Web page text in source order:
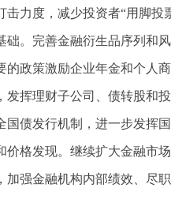
力度，减少投资者“用脚投
础。完善金融衍生品序列和
的政策激励企业年金和个人
发挥理财子公司、债转股和
国债发行机制，进一步发挥
价格发现。继续扩大金融市
加强金融机构内部绩效、尽